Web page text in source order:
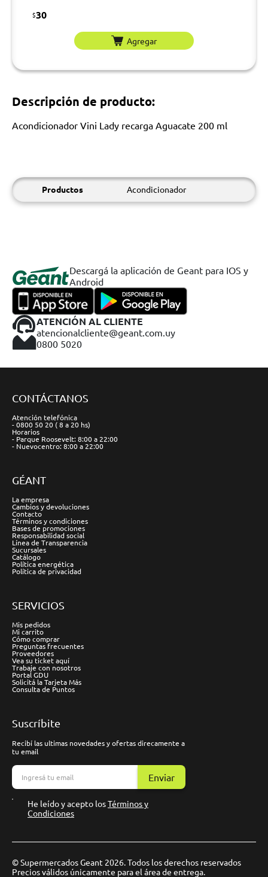
$30
Agregar
Descripción de producto:
Acondicionador Vini Lady recarga Aguacate 200 ml
Productos Acondicionador
Descargá la aplicación de Geant para IOS y
Android
ATENCIÓN AL CLIENTE
atencionalcliente@geant.com.uy
0800 5020
CONTÁCTANOS
Atención telefónica
- 0800 50 20 ( 8 a 20 hs)
Horarios
- Parque Roosevelt: 8:00 a 22:00
- Nuevocentro: 8:00 a 22:00
GÉANT
La empresa
Cambios y devoluciones
Contacto
Términos y condiciones
Bases de promociones
Responsabilidad social
Línea de Transparencia
Sucursales
Catálogo
Política energética
Política de privacidad
SERVICIOS
Mis pedidos
Mi carrito
Cómo comprar
Preguntas frecuentes
Proveedores
Vea su ticket aquí
Trabaje con nosotros
Portal GDU
Solicitá la Tarjeta Más
Consulta de Puntos
Suscríbite
Recibí las ultimas novedades y ofertas direcamente a
tu email
Enviar
He leído y acepto losTérminos y
Condiciones
© Supermercados Geant 2026. Todos los derechos reservados
Precios válidos únicamente para el área de entrega.